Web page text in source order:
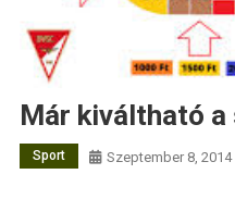
Már kiváltható
Sport Szeptember 8, 2014